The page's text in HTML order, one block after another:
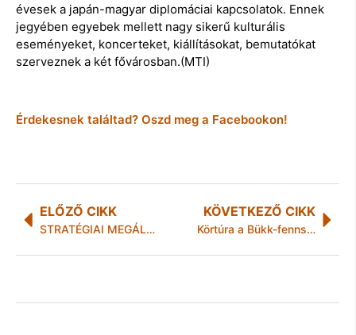
évesek a japán-magyar diplomáciai kapcsolatok. Ennek
jegyében egyebek mellett nagy sikerű kulturális
eseményeket, koncerteket, kiállításokat, bemutatókat
szerveznek a két fővárosban.(MTI)
Érdekesnek találtad? Oszd meg a Facebookon!
ELŐZŐ CIKK
STRATÉGIAI MEGÁLLAPODÁST ÍT ALÁ AZ NI HUNGARY KFT. A MISKOLCI EGYETEMMEL
KÖVETKEZŐ CIKK
Körtúra a Bükk-fennsíkon